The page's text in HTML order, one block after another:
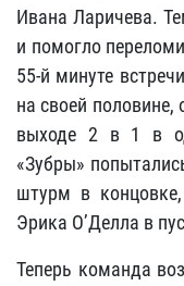
Ивана Ларичева.
и помогло
55-й минуте
на своей
выходе 2 в 1 в
«Зубры»
штурм в
Эрика О’Делла в
Теперь команда